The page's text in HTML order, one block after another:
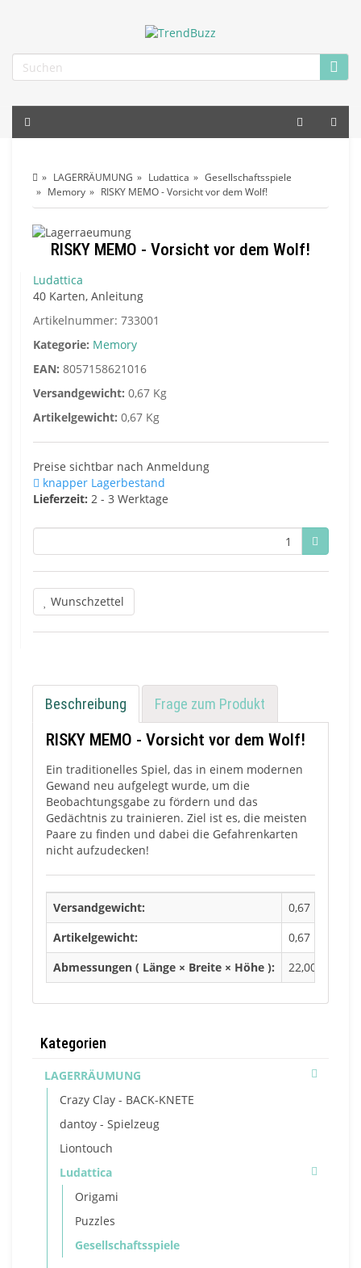
LAGERRÄUMUNG Ludattica
Gesellschaftsspiele
Memory
RISKY MEMO - Vorsicht vor dem Wolf!
RISKY MEMO - Vorsicht vor dem Wolf!
Ludattica
40 Karten, Anleitung
Artikelnummer: 733001
Kategorie: Memory
EAN: 8057158621016
Versandgewicht: 0,67 Kg
Artikelgewicht: 0,67 Kg
Preise sichtbar nach Anmeldung
knapper Lagerbestand
Lieferzeit: 2 - 3 Werktage
Wunschzettel
Beschreibung Frage zum Produkt
RISKY MEMO - Vorsicht vor dem Wolf!
Ein traditionelles Spiel, das in einem modernen
Gewand neu aufgelegt wurde, um die
Beobachtungsgabe zu fördern und das
Gedächtnis zu trainieren. Ziel ist es, die meisten
Paare zu finden und dabei die Gefahrenkarten
nicht aufzudecken!
Versandgewicht:
0,67 Kg
Artikelgewicht:
0,67 Kg
Abmessungen ( Länge × Breite × Höhe ):
22,00 × 4,00
Kategorien
LAGERRÄUMUNG
Crazy Clay - BACK-KNETE
dantoy - Spielzeug
Liontouch
Ludattica
Origami
Puzzles
Gesellschaftsspiele